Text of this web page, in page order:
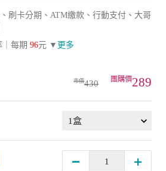
刷卡分期、ATM繳款、行動支付、大哥
｜每期 96元 ▼ 更多
430 289